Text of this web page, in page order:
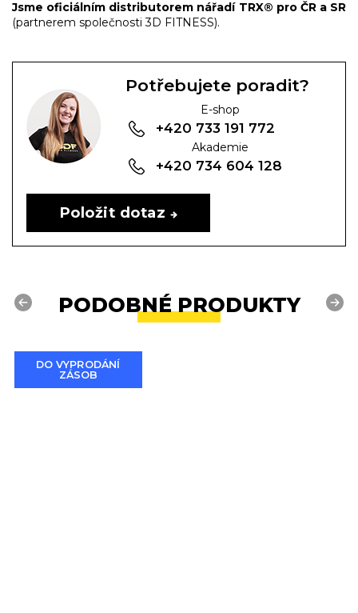
Jsme oficiálním distributorem nářadí TRX® pro ČR a SR
(partnerem společnosti 3D FITNESS).
Potřebujete poradit?
E-shop
+420 733 191 772
Akademie
+420 734 604 128
Položit dotaz
PODOBNÉ PRODUKTY
Previous
DO VYPRODÁNÍ
ZÁSOB
Next